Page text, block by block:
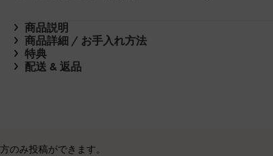
商品説明
商品詳細 / お手入れ方法
特典
配送 & 返品
のみ投稿ができます。